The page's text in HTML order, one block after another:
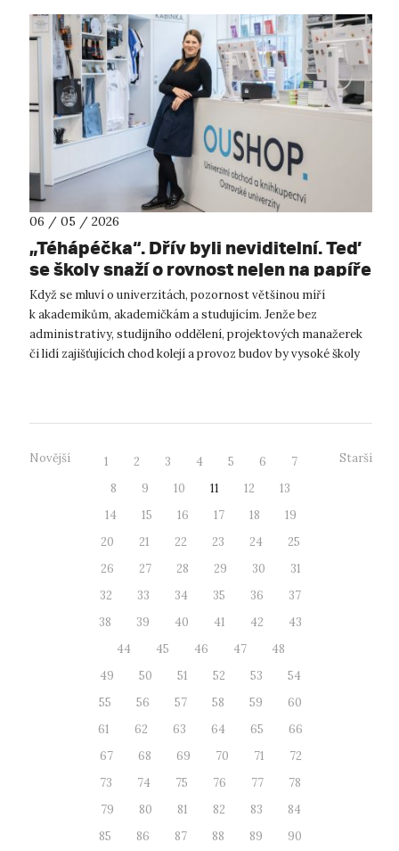
06 / 05 / 2026
„Téhápéčka“. Dřív byli neviditelní. Teď
se školy snaží o rovnost nejen na papíře
Když se mluví o univerzitách, pozornost většinou míří
k akademikům, akademičkám a studujícím. Jenže bez
administrativy, studijního oddělení, projektových manažerek
či lidí zajišťujících chod kolejí a provoz budov by vysoké školy
Novější 1 2 3 4 5 6
7
8
9 10 11 12
13
14
15 16 17 18
19
20
21 22 23 24
25
26
27 28 29 30
31
32
33 34 35 36
37
38
39 40 41 42
43
44
45 46 47
48
49
50 51 52 53
54
55
56 57 58 59
60
61
62 63 64 65
66
67
68 69 70 71
72
73
74 75 76 77
78
79
80 81 82 83
84
85
86 87 88 89
90
Starší